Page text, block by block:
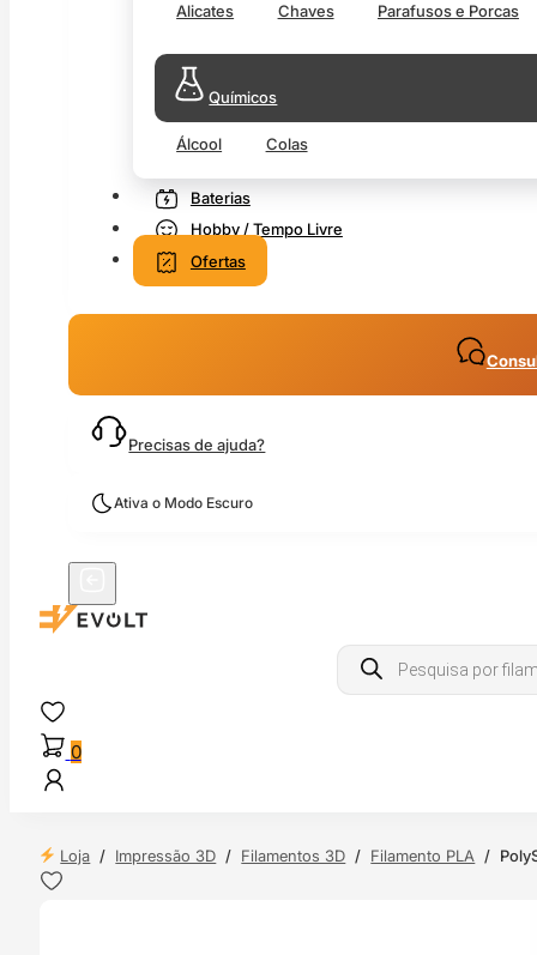
Alicates Chaves Parafusos e Porcas
Químicos
Álcool Colas
Baterias
Hobby / Tempo Livre
Ofertas
Precisas de ajuda?
Ativa o Modo Escuro
Products
search
0
Loja / Impressão 3D / Filamentos 3D / Filamento PLA /